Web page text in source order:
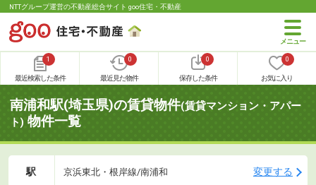
NTTグループ運営の不動産総合サイト goo住宅・不動産
1
最近検索した条件
0
最近見た物件
0
保存した条件
0
お気に入り
南浦和駅(埼玉県)の賃貸物件(賃貸マンション・アパー
ト) 物件一覧
駅 京浜東北・根岸線/南浦和 変更する